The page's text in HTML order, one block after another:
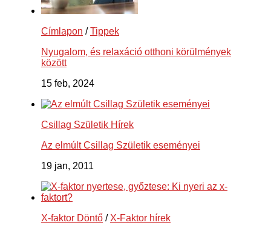
Címlapon /Tippek
Nyugalom, és relaxáció otthoni körülmények
között
15 feb, 2024
Csillag Születik Hírek
Az elmúlt Csillag Születik eseményei
19 jan, 2011
X-faktor Döntő / X-Faktor hírek